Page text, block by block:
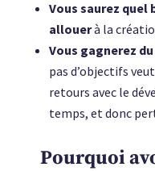
Vous saurez quel
allouerà la
Vous gagnerez
pas d’objectifs
retours avec le
temps, et donc
Pourquoi